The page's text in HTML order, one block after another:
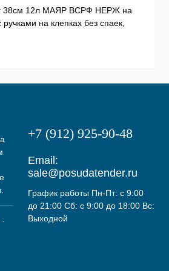
38см 12л МАЯР ВСРФ НЕРЖ на
ручками на клепках без спаек,
+7 (912) 925-90-48
Email:
sale@posudatender.ru
График работы Пн-Пт: с 9:00
до 21:00 Сб: с 9:00 до 18:00 Вс:
Выходной